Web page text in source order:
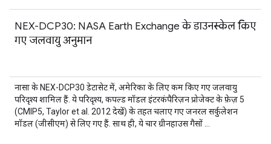
NEX-DCP30: NASA Earth Exchange के डाउनस्केल किए
गए जलवायु अनुमान
नासा के NEX-DCP30 डेटासेट में, अमेरिका के लिए कम किए गए जलवायु
परिदृश्य शामिल हैं. ये परिदृश्य, कपल्ड मॉडल इंटरकंपैरिज़न प्रोजेक्ट के फ़ेज़ 5
(CMIP5, Taylor et al. 2012 देखें) के तहत चलाए गए जनरल सर्कुलेशन
मॉडल (जीसीएम) से लिए गए हैं. साथ ही, ये चार ग्रीनहाउस गैसों …